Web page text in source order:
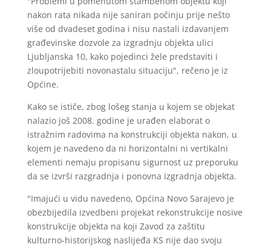
nakon rata nikada nije saniran počinju prije nešto
više od dvadeset godina i nisu nastali izdavanjem
građevinske dozvole za izgradnju objekta ulici
Ljubljanska 10, kako pojedinci žele predstaviti i
zloupotrijebiti novonastalu situaciju", rečeno je iz
Općine.
Kako se ističe, zbog lošeg stanja u kojem se objekat
nalazio još 2008. godine je urađen elaborat o
istražnim radovima na konstrukciji objekta nakon, u
kojem je navedeno da ni horizontalni ni vertikalni
elementi nemaju propisanu sigurnost uz preporuku
da se izvrši razgradnja i ponovna izgradnja objekta.
"Imajući u vidu navedeno, Općina Novo Sarajevo je
obezbijedila izvedbeni projekat rekonstrukcije nosive
konstrukcije objekta na koji Zavod za zaštitu
kulturno-historijskog naslijeđa KS nije dao svoju